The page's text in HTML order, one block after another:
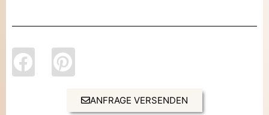
ANFRAGE VERSENDEN